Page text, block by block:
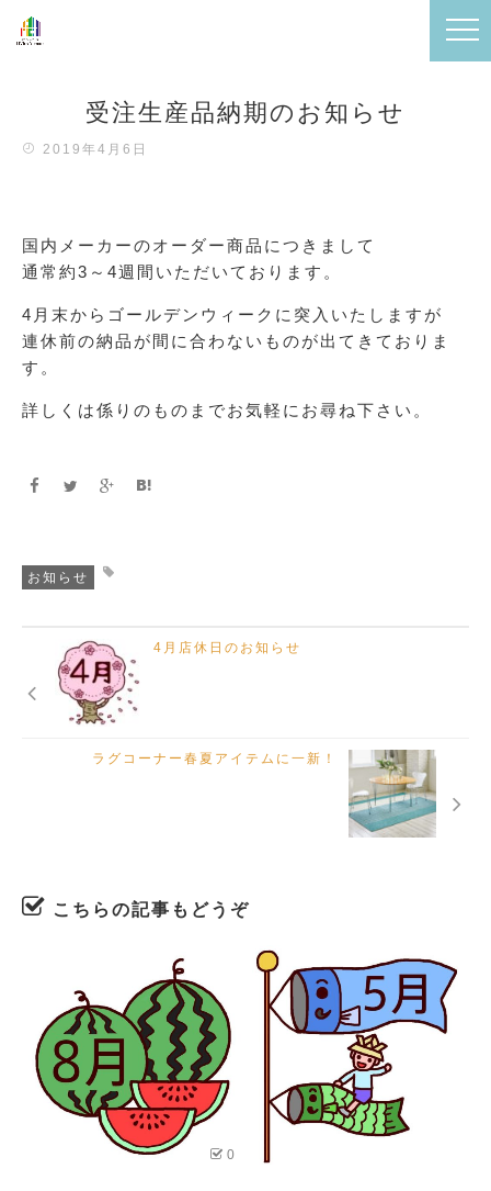
受注生産品納期のお知らせ
2019年4月6日
国内メーカーのオーダー商品につきまして
通常約3～4週間いただいております。
4月末からゴールデンウィークに突入いたしますが
連休前の納品が間に合わないものが出てきておりま
す。
詳しくは係りのものまでお気軽にお尋ね下さい。
お知らせ
4月店休日のお知らせ
ラグコーナー春夏アイテムに一新！
こちらの記事もどうぞ
0